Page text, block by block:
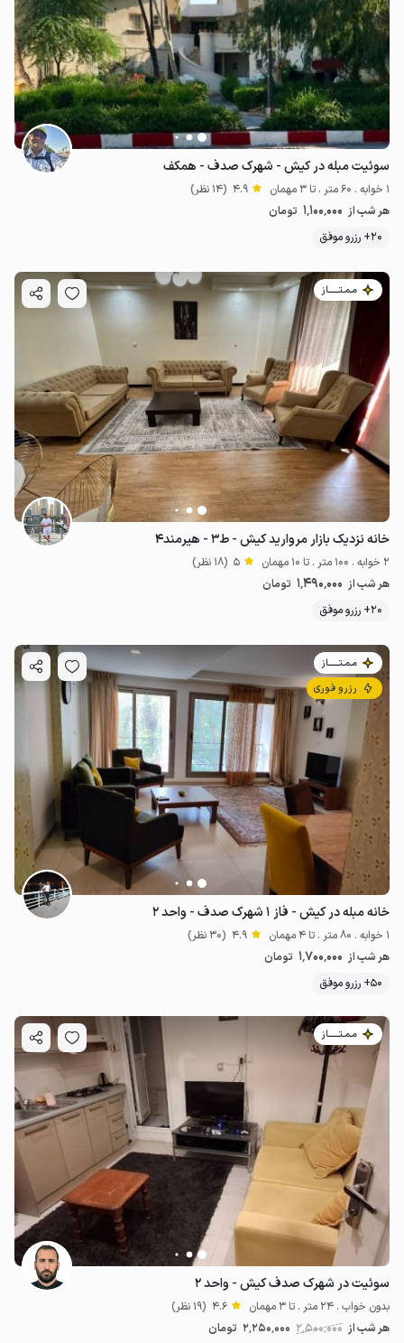
سوئیت مبله در کیش - شهرک صدف - همکف
1 خوابه . 60 متر . تا 3 مهمان 4.9 (14 نظر)
هر شب از 1٬100٬000 تومان
20+ رزرو موفق
مـمـتــــــاز
خانه نزدیک بازار مروارید کیش - ط۳ - هیرمند۴
2 خوابه . 100 متر . تا 10 مهمان 5 (18 نظر)
هر شب از 1٬490٬000 تومان
20+ رزرو موفق
مـمـتــــــاز
رزرو فوری
خانه مبله در کیش - فاز ۱ شهرک صدف - واحد ۲
1 خوابه . 80 متر . تا 4 مهمان 4.9 (30 نظر)
هر شب از 1٬700٬000 تومان
50+ رزرو موفق
مـمـتــــــاز
سوئیت در شهرک صدف کیش - واحد ۲
بدون خواب . 24 متر . تا 3 مهمان 4.6 (19 نظر)
هر شب از 2٬500٬000 2٬250٬000 تومان